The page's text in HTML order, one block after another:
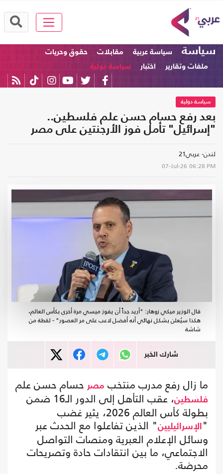
سياسة سياسة عربية مقابلات
حقوق وحريات
ملفات وتقارير
اختبار سياسة دولية
سياسة دولية
بعد رفع حسام حسن علم فلسطين..
"إسرائيل" تأمل فوز الأرجنتين على مصر
لندن- عربي21
07-Jul-26 06:28 PM
قال الوزير ميكي زوهار: "أريد جداً أن يفوز ميسي مرة أخرى بكأس العالم،
هكذا سيُعلن بشكل نهائي أنه أفضل لاعب على مر العصور" - لقطة من
شاشة
شارك الخبر
ما زال رفع مدرب منتخب مصر حسام حسن علم
فلسطين
، عقب التأهل إلى الدور الـ16 ضمن
بطولة كأس العالم 2026، يثير غضب
" الإسرائيليين" الذين تفاعلوا مع الحدث عبر
وسائل الإعلام العبرية ومنصات التواصل
الاجتماعي، ما بين انتقادات حادة وتصريحات
محرضة.